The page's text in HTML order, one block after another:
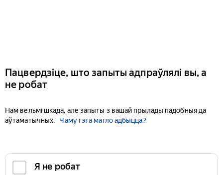
Пацвердзіце, што запыты адпраўлялі вы, а
не робат
Нам вельмі шкада, але запыты з вашай прылады падобныя да
аўтаматычных.
Чаму гэта магло адбыцца?
Я не робат